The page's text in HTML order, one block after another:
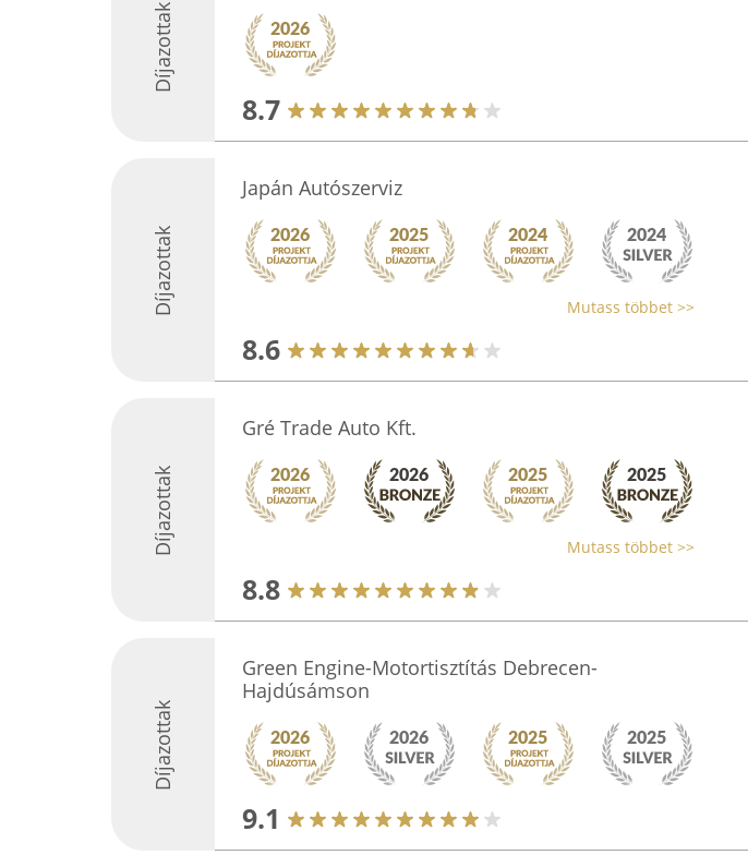
Díjazottak
8.7
Díjazottak
Japán Autószerviz
Mutass többet >>
8.6
Díjazottak
Gré Trade Auto Kft.
Mutass többet >>
8.8
Díjazottak
Green Engine-Motortisztítás Debrecen-
Hajdúsámson
9.1